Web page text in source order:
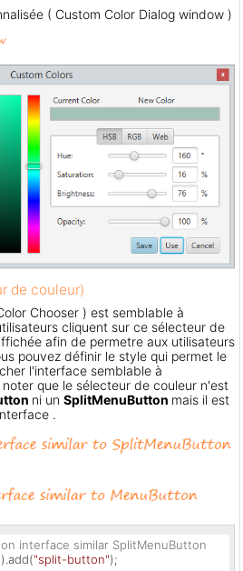
( Custom Color Dialog window )
de couleur)
Chooser ) est semblable à
cliquent sur ce sélecteur de
afin de permetre aux utilisateurs
pouvez définir le style qui permet le
l'interface semblable à
noter que le sélecteur de couleur n'est
ni un SplitMenuButton mais il est
.
interface similar SplitMenuButton
"split-button");